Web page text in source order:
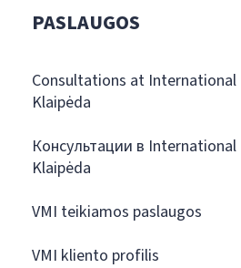
PASLAUGOS
Consultations at International
Klaipėda
Консультации в International
Klaipėda
VMI teikiamos paslaugos
VMI kliento profilis